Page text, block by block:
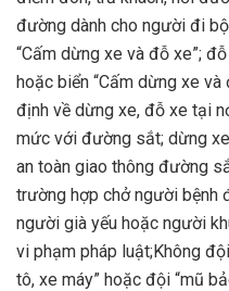
đường dành cho người đi
“Cấm dừng xe và đỗ xe”;
hoặc biển “Cấm dừng xe
định về dừng xe, đỗ xe tại
mức với đường sắt; dừng
an toàn giao thông đường
trường hợp chở người bệnh
người già yếu hoặc người
vi phạm pháp luật;Không
tô, xe máy” hoặc đội “mũ